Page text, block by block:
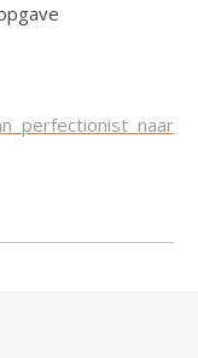
perfectionist naar